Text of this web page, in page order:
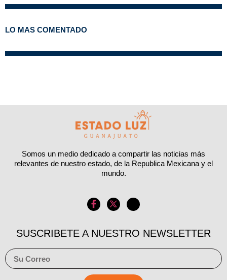
LO MAS COMENTADO
Somos un medio dedicado a compartir las noticias más
relevantes de nuestro estado, de la Republica Mexicana y el
mundo.
SUSCRIBETE A NUESTRO NEWSLETTER